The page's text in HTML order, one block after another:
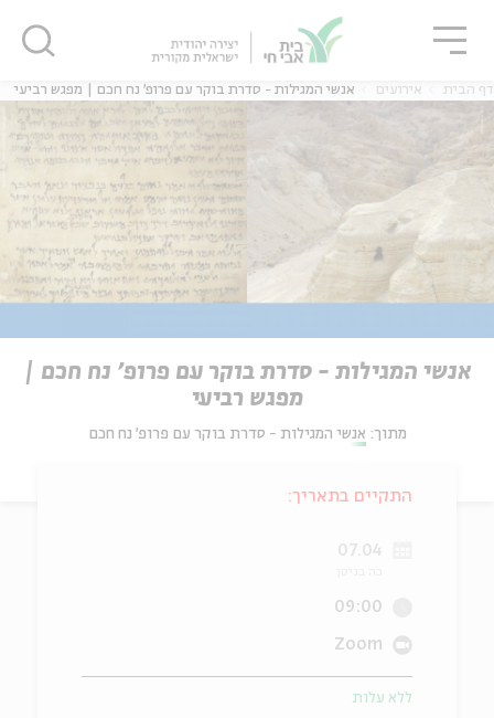
דף הבית אירועים אנשי המגילות - סדרת בוקר עם פרופ' נח חכם | מפגש רביעי
אנשי המגילות - סדרת בוקר עם פרופ' נח חכם |
מפגש רביעי
מתוך: אנשי המגילות - סדרת בוקר עם פרופ' נח חכם
התקיים בתאריך:
07.04
09:00
Zoom
ללא עלות
סגור